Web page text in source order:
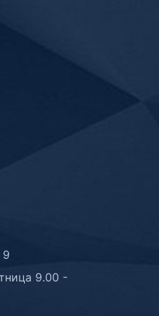
9
9.00 -